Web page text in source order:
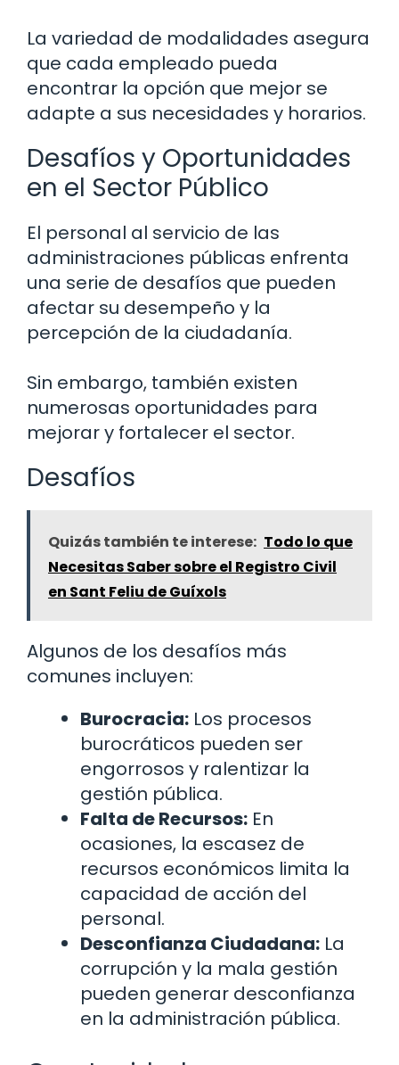
La variedad de modalidades asegura
que cada empleado pueda
encontrar la opción que mejor se
adapte a sus necesidades y horarios.
Desafíos y Oportunidades
en el Sector Público
El personal al servicio de las
administraciones públicas enfrenta
una serie de desafíos que pueden
afectar su desempeño y la
percepción de la ciudadanía.
Sin embargo, también existen
numerosas oportunidades para
mejorar y fortalecer el sector.
Desafíos
Quizás también te interese: Todo lo que
Necesitas Saber sobre el Registro Civil
en Sant Feliu de Guíxols
Algunos de los desafíos más
comunes incluyen:
Burocracia: Los procesos
burocráticos pueden ser
engorrosos y ralentizar la
gestión pública.
Falta de Recursos: En
ocasiones, la escasez de
recursos económicos limita la
capacidad de acción del
personal.
Desconfianza Ciudadana: La
corrupción y la mala gestión
pueden generar desconfianza
en la administración pública.